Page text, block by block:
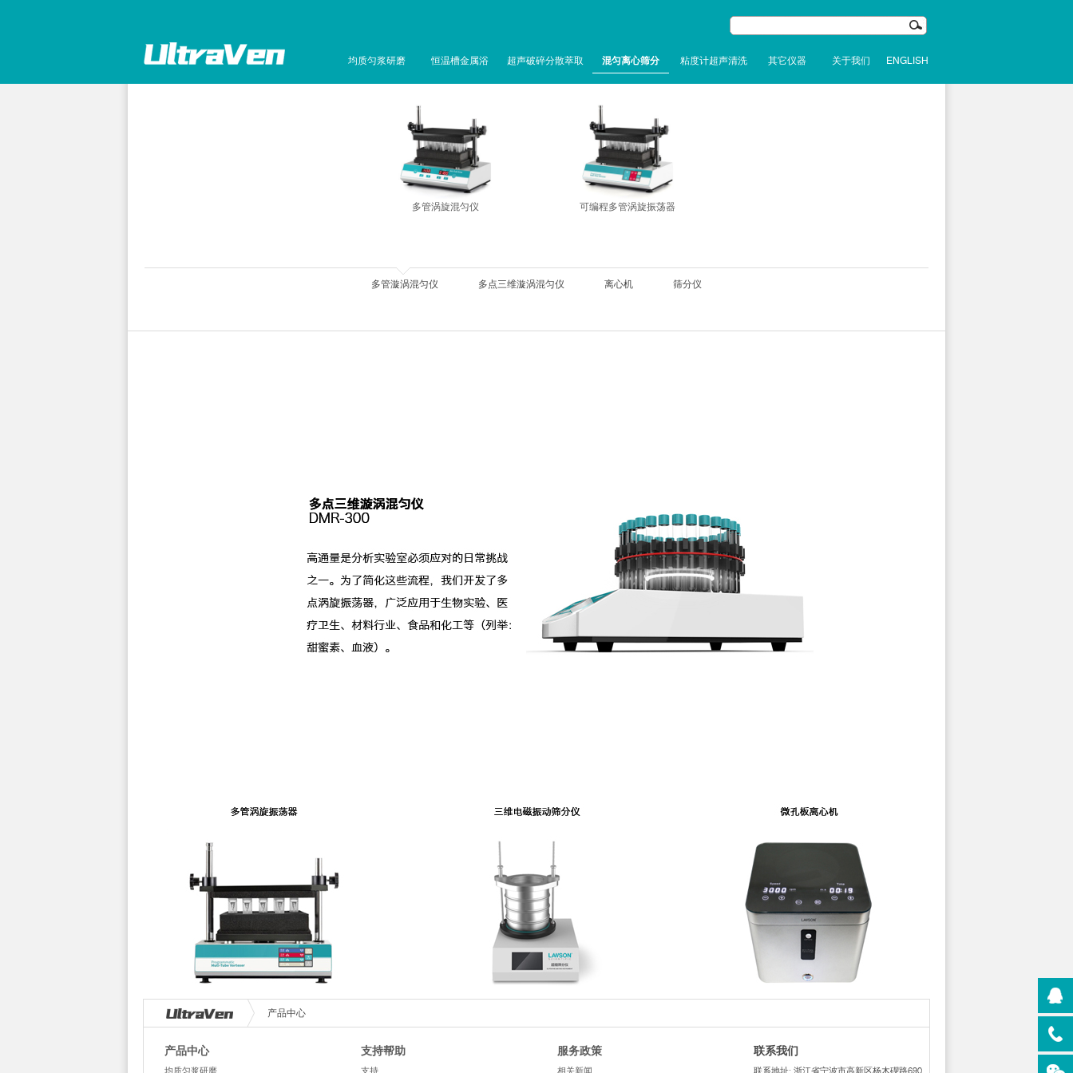
均质匀浆研磨 恒温槽金属浴 超声破碎分散萃取 混匀离心筛分 粘度计超声清洗 其它仪器 关于我们 ENGLISH
多管涡旋混匀仪 可编程多管涡旋振荡器
多管漩涡混匀仪 多点三维漩涡混匀仪 离心机 筛分仪
产品中心
产品中心
均质匀浆研磨
支持帮助
支持
服务政策
相关新闻
联系我们
联系地址: 浙江省宁波市高新区杨木碶路690